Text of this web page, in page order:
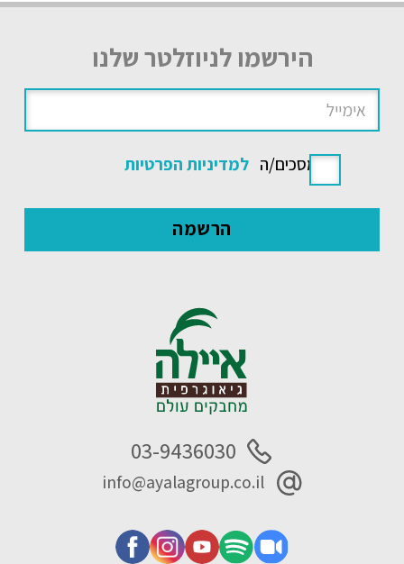
הירשמו לניוזלטר שלנו
אני מסכים/ה למדיניות הפרטיות
03-9436030
info@ayalagroup.co.il